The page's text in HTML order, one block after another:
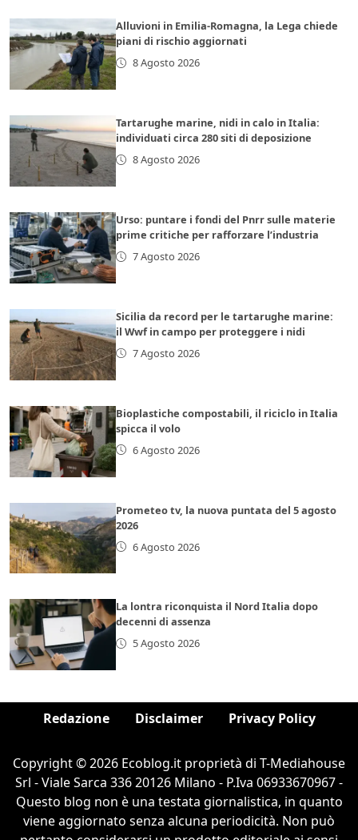
Alluvioni in Emilia-Romagna, la Lega chiede
piani di rischio aggiornati
8 Agosto 2026
Tartarughe marine, nidi in calo in Italia:
individuati circa 280 siti di deposizione
8 Agosto 2026
Urso: puntare i fondi del Pnrr sulle materie
prime critiche per rafforzare l’industria
7 Agosto 2026
Sicilia da record per le tartarughe marine:
il Wwf in campo per proteggere i nidi
7 Agosto 2026
Bioplastiche compostabili, il riciclo in Italia
spicca il volo
6 Agosto 2026
Prometeo tv, la nuova puntata del 5 agosto
2026
6 Agosto 2026
La lontra riconquista il Nord Italia dopo
decenni di assenza
5 Agosto 2026
Redazione Disclaimer Privacy Policy
Copyright © 2026 Ecoblog.it proprietà di T-Mediahouse
Srl - Viale Sarca 336 20126 Milano - P.Iva 06933670967 -
Questo blog non è una testata giornalistica, in quanto
viene aggiornato senza alcuna periodicità. Non può